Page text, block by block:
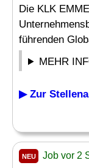
Die KLK
führenden
MEHR
▶ Zur
NEU Job vor 2